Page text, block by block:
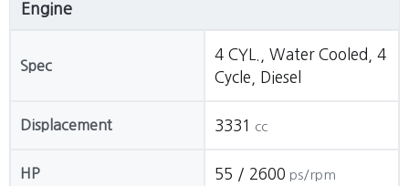
Engine
Spec
4 CYL., Water Cooled, 4
Cycle, Diesel
Displacement 3331 cc
HP 55 / 2600 ps/rpm